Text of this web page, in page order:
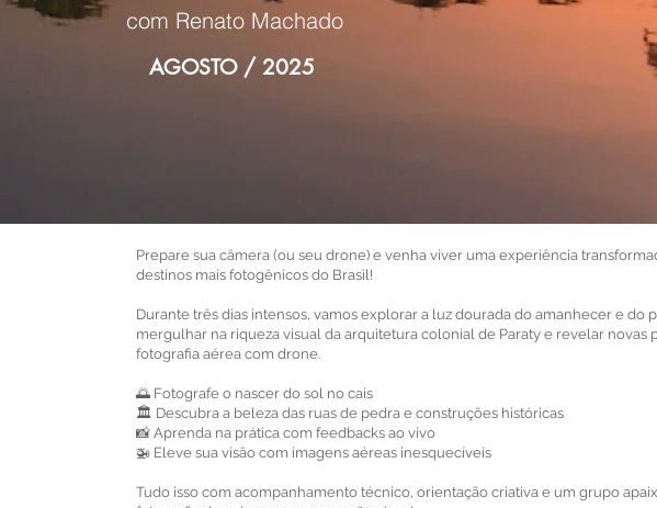
com Renato Machado
AGOSTO / 2025
Prepare sua câmera (ou seu drone) e venha viver uma experiência
destinos mais fotogênicos do Brasil!
Durante três dias intensos, vamos explorar a luz dourada do amanhecer e do
mergulhar na riqueza visual da arquitetura colonial de Paraty e revelar novas
fotografia aérea com drone.
🌅 Fotografe o nascer do sol no cais
🏛️ Descubra a beleza das ruas de pedra e construções históricas
📸 Aprenda na prática com feedbacks ao vivo
🚁 Eleve sua visão com imagens aéreas inesquecíveis
Tudo isso com acompanhamento técnico, orientação criativa e um grupo